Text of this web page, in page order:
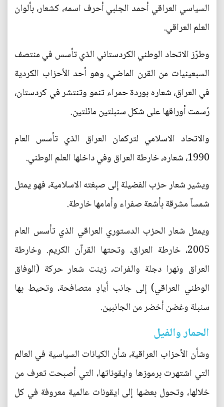
السياسي العراقي أحمد الجلبي أحرف اسمه، كشعار، بألوان
العلم العراقي.
وطرّز الاتحاد الوطني الكردستاني الذي تأسس في منتصف
السبعينيات من القرن الماضي، وهو أحد الأحزاب الكردية
في العراق، شعاره بوردة حمراء تنمو وتنتشر في كردستان،
رُسمت أوراقها على شكل سنبلتين مائلتين.
والاتحاد الاسلامي لتركمان العراق الذي تأسس العام
1990، شعاره، خارطة العراق وفي داخلها العلم الوطني.
ويشير شعار حزب الفضيلة إلى صبغته الاسلامية، فهو يمثل
شمساً مشرقة بأشعة صفراء وأمامها خارطة.
ويمثل شعار الحزب الدستوري العراقي الذي تأسس العام
2005، خارطة العراق، وتحتها القرآن الكريم. وخارطة
العراق ونهرا دجلة والفرات، زينت شعار حركة (الوفاق
الوطني العراقي) إلى جانب أيادٍ متصافحة، وتحيط بها
سنبلة وغضن أخضر من الجانبين.
الحمار والفيل
وشأن الأحزاب العراقية، شأن الكيانات السياسية في العالم
التي اشتهرت برموزها وايقوناتها، التي أصبحت تعرف من
خلالها، وتحول بعضها إلى ايقونات عالمية معروفة في كل